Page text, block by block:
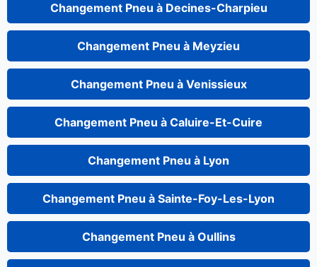
Changement Pneu à Decines-Charpieu
Changement Pneu à Meyzieu
Changement Pneu à Venissieux
Changement Pneu à Caluire-Et-Cuire
Changement Pneu à Lyon
Changement Pneu à Sainte-Foy-Les-Lyon
Changement Pneu à Oullins